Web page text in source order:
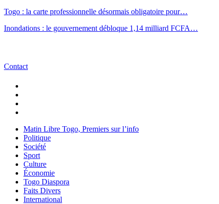
Togo : la carte professionnelle désormais obligatoire pour…
Inondations : le gouvernement débloque 1,14 milliard FCFA…
Contact
Matin Libre Togo, Premiers sur l’info
Politique
Société
Sport
Culture
Économie
Togo Diaspora
Faits Divers
International